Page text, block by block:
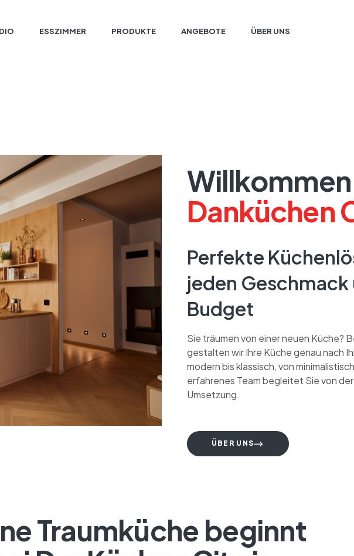
ESSZIMMER PRODUKTE ANGEBOTE ÜBER UNS
Danküchen
Perfekte
jeden Geschmack
Budget
Sie träumen von einer neuen Küche?
gestalten wir Ihre Küche genau nach
modern bis klassisch, von
erfahrenes Team begleitet Sie von
Umsetzung.
ÜBER UNS
Traumküche beginnt